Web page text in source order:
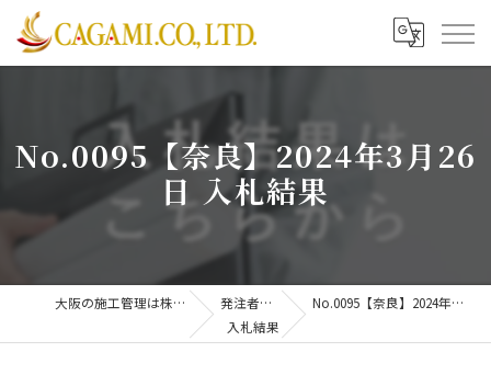
No.0095【奈良】2024年3月26
日 入札結果
大阪の施工管理は株式会社CAGAMI
発注者支援業務
入札結果
No.0095【奈良】2024年3月26日 入札結果